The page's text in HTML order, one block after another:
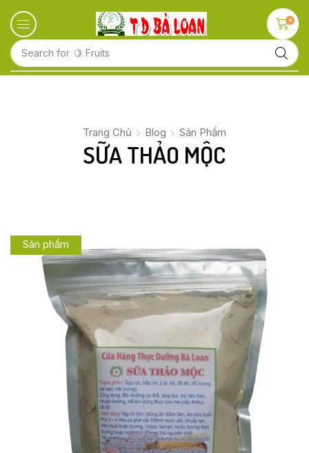
Search for 🍋 Fruits
0
Trang Chủ Blog Sản Phẩm
SỮA THẢO MỘC
Sản phẩm